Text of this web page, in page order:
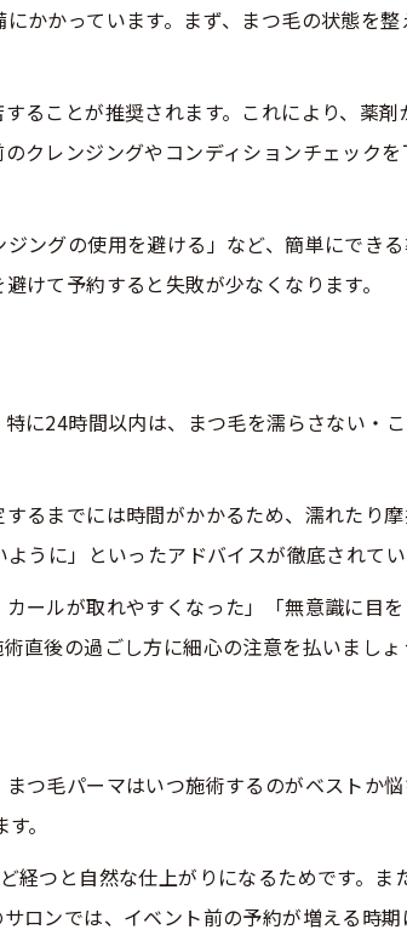
きるまつ毛パーマのキープ術
ーマ持続のための洗顔・入浴方法
奨のまつ毛パーマ用トリートメント活用法
優しいまつ毛パーマ施術の選び方
ー対策に役立つまつ毛パーマ前の注意
も安心できるまつ毛パーマケア方法
のまつ毛パーマ最新事情
話題のまつ毛パーマトレンド紹介
つ毛パーマ技術の特徴と利点
まつ毛パーマサロン選びの傾向
ーマ最新メニューの魅力解説
かかっています。まず、まつ毛の状態を
ることが推奨されます。これにより、薬
クレンジングやコンディションチェック
ングの使用を避ける」など、簡単にでき
けて予約すると失敗が少なくなります。
に24時間以内は、まつ毛を濡らさない・
るまでには時間がかかるため、濡れたり
うに」といったアドバイスが徹底されてい
ールが取れやすくなった」「無意識に目
直後の過ごし方に細心の注意を払いましょ
つ毛パーマはいつ施術するのがベストか
。
つと自然な仕上がりになるためです。
ロンでは、イベント前の予約が増える時期
ご予約はこちら
ご予約はこちら